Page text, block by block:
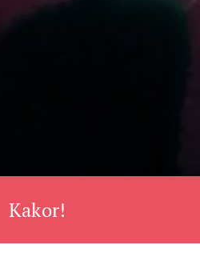
Kakor!